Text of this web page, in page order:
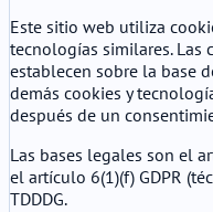
Este sitio web utiliza
tecnologías similares. Las
establecen sobre la base
demás cookies y
después de un
Las bases legales son el
el artículo 6(1)(f) GDPR
TDDDG.